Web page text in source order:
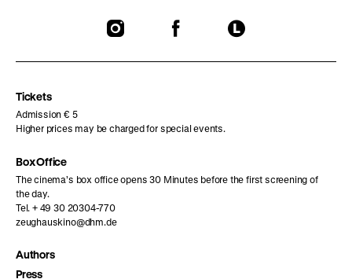
To
To
To
Tickets
Admission € 5
Higher prices may be charged for special events.
Box Office
The cinema’s box office opens 30 Minutes before the first screening of
the day.
Tel. + 49 30 20304-770
zeughauskino@dhm.de
Authors
Press